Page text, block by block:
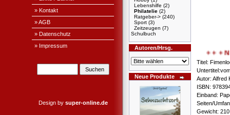
» Kontakt
» AGB
» Datenschutz
» Impressum
Design by super-online.de
Lebenshilfe (2)
Philatelie (2)
Ratgeber-> (240)
Sport (3)
Zeitzeugen (7)
Schulbuch
Autoren/Hrsg.
Neue Produkte
+ + +
Titel:
Autor: Alfred
ISBN:
Einband:
Seiten/
Gewicht: